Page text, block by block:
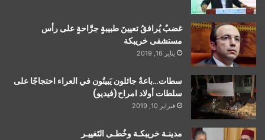
غضبٌ يُرافقُ تعيينَ طبيبةٍ جرَّاحةٍ على رأس
مستشفى خريبكة
يناير 16, 2019
سطات…باعةٌ جائلون يَبيتُون في العراء احتجاجًا على
سلطات أولاد امراح(فيديو)
فبراير 10, 2019
مدينـة خريبكـة وخُطـى التَغييـر